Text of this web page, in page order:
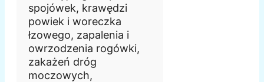
spojówek, krawędzi
powiek i woreczka
łzowego, zapalenia i
owrzodzenia rogówki,
zakażeń dróg
moczowych,